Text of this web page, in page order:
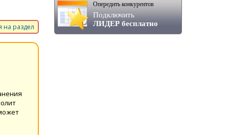
на раздел
Опередить конкурентов
Подключить
ЛИДЕР бесплатно